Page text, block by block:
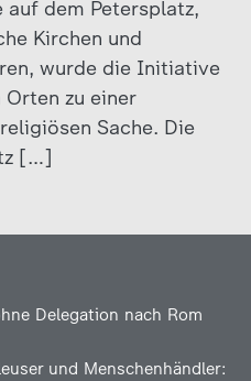
auf dem Petersplatz,
Kirchen und
wurde die Initiative
zu einer
Sache. Die
[…]
Delegation nach Rom
und Menschenhändler: